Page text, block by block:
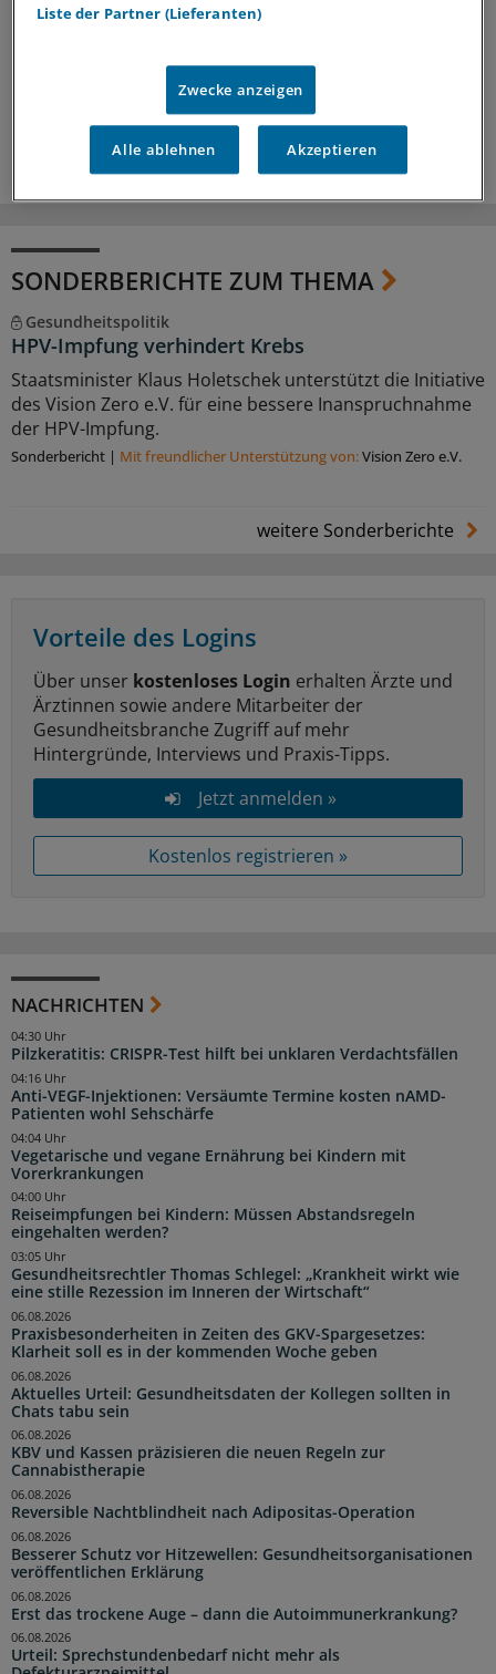
SONDERBERICHTE ZUM THEMA
Gesundheitspolitik
HPV-Impfung verhindert Krebs
Staatsminister Klaus Holetschek unterstützt die Initiative
des Vision Zero e.V. für eine bessere Inanspruchnahme
der HPV-Impfung.
Sonderbericht | Mit freundlicher Unterstützung von:Vision Zero e.V.
weitere Sonderberichte
Vorteile des Logins
Über unser kostenloses Login erhalten Ärzte und
Ärztinnen sowie andere Mitarbeiter der
Gesundheitsbranche Zugriff auf mehr
Hintergründe, Interviews und Praxis-Tipps.
Jetzt anmelden »
Kostenlos registrieren »
NACHRICHTEN
Pilzkeratitis: CRISPR-Test hilft bei unklaren Verdachtsfällen
04:30 Uhr
Anti-VEGF-Injektionen: Versäumte Termine kosten nAMD-
Patienten wohl Sehschärfe
04:16 Uhr
Vegetarische und vegane Ernährung bei Kindern mit
Vorerkrankungen
04:04 Uhr
Reiseimpfungen bei Kindern: Müssen Abstandsregeln
eingehalten werden?
04:00 Uhr
Gesundheitsrechtler Thomas Schlegel: „Krankheit wirkt wie
eine stille Rezession im Inneren der Wirtschaft“
03:05 Uhr
Praxisbesonderheiten in Zeiten des GKV-Spargesetzes:
Klarheit soll es in der kommenden Woche geben
06.08.2026
Aktuelles Urteil: Gesundheitsdaten der Kollegen sollten in
Chats tabu sein
06.08.2026
KBV und Kassen präzisieren die neuen Regeln zur
Cannabistherapie
06.08.2026
Reversible Nachtblindheit nach Adipositas-Operation
06.08.2026
Besserer Schutz vor Hitzewellen: Gesundheitsorganisationen
veröffentlichen Erklärung
06.08.2026
Erst das trockene Auge – dann die Autoimmunerkrankung?
06.08.2026
Urteil: Sprechstundenbedarf nicht mehr als
06.08.2026
Liste der Partner (Lieferanten)
Zwecke anzeigen
Alle ablehnen Akzeptieren